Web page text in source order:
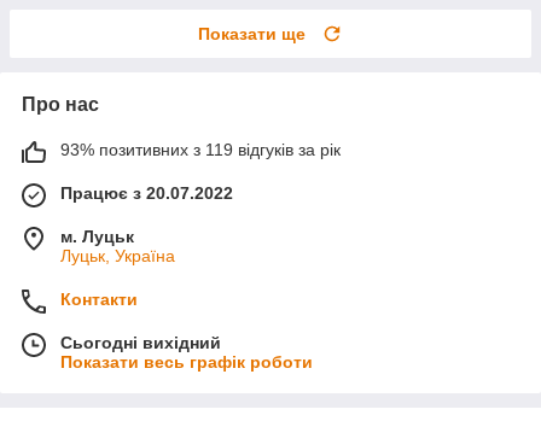
Показати ще
Про нас
93% позитивних з 119 відгуків за рік
Працює з 20.07.2022
м. Луцьк
Луцьк, Україна
Контакти
Сьогодні вихідний
Показати весь графік роботи